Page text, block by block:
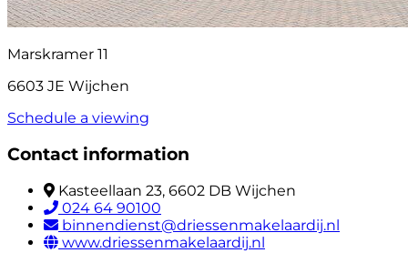
Marskramer 11
6603 JE Wijchen
Schedule a viewing
Contact information
Kasteellaan 23, 6602 DB Wijchen
024 64 90100
binnendienst@driessenmakelaardij.nl
www.driessenmakelaardij.nl